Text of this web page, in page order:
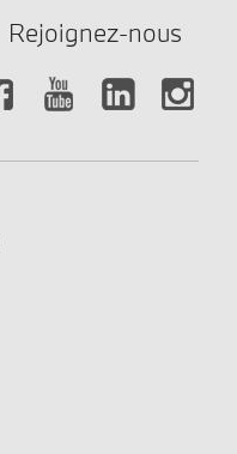
Rejoignez-nous